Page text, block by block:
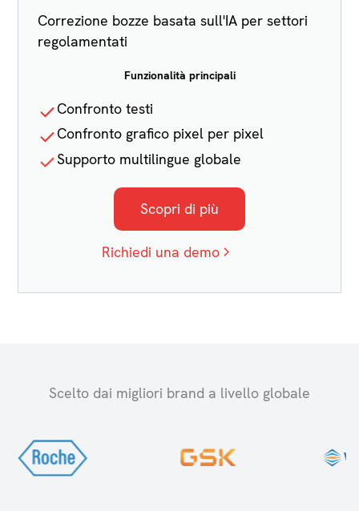
Correzione bozze basata sull'IA per settori
regolamentati
Funzionalità principali
Confronto testi
Confronto grafico pixel per pixel
Supporto multilingue globale
Scopri di più
Richiedi una demo
Scelto dai migliori brand a livello globale